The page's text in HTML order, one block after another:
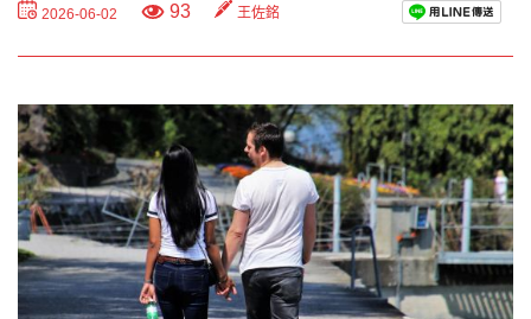
2026-06-02 93 王佐銘